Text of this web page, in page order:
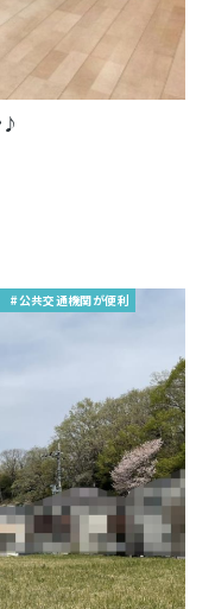
♪
#公共交通機関が便利